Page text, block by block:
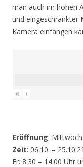
man auch im hohen
und eingeschränkter
Kamera einfangen
« ‹
Eröffnung:
Zeit: 06.10. –
Fr. 8.30 – 14.00 Uhr